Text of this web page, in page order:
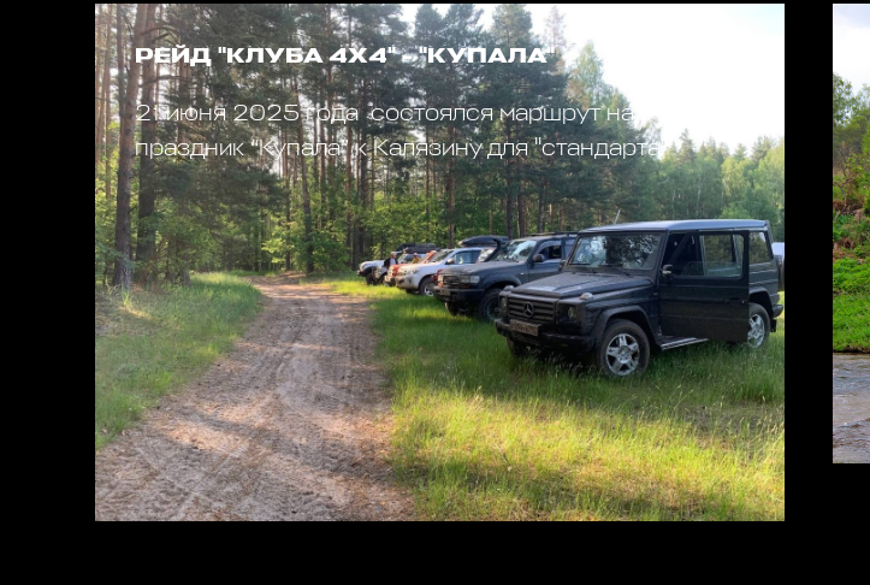
РЕЙД "КЛУБА 4Х4" - "КУПАЛА"
21 июня 2025 года состоялся маршрут на
праздник “Купала” к Калязину для "стандарта"